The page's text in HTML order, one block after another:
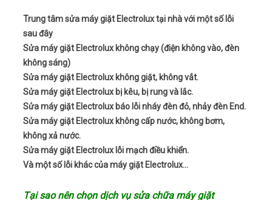
Trung tâm sửa máy giặt Electrolux tại nhà với một số lỗi
sau đây
Sửa máy giặt Electrolux không chạy (điện không vào, đèn
không sáng)
Sửa máy giặt Electrolux không giặt, không vắt.
Sửa máy giặt Electrolux bị kêu, bị rung và lắc.
Sửa máy giặt Electrolux báo lỗi nháy đèn đỏ, nhảy đèn End.
Sửa máy giặt Electrolux không cấp nước, không bơm,
không xả nước.
Sửa máy giặt Electrolux lỗi mạch điều khiển.
Và một số lỗi khác của máy giặt Electrolux…
Tại sao nên chọn dịch vụ sửa chữa máy giặt